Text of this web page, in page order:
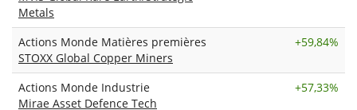
Metals
Actions Monde Matières premières
STOXX Global Copper Miners
+59,84%
Actions Monde Industrie
Mirae Asset Defence Tech
+57,33%